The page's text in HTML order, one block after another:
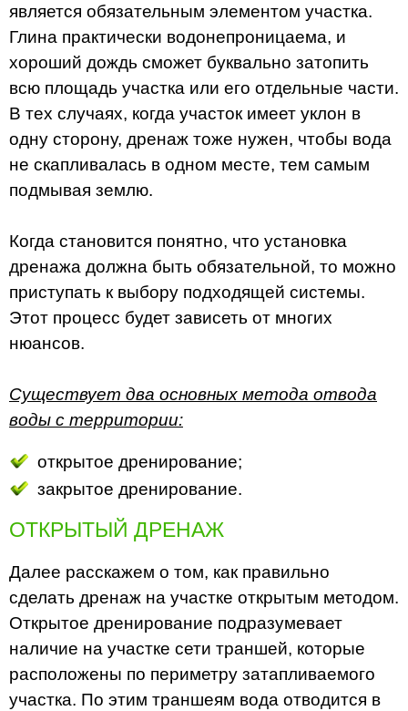
является обязательным элементом участка.
Глина практически водонепроницаема, и
хороший дождь сможет буквально затопить
всю площадь участка или его отдельные части.
В тех случаях, когда участок имеет уклон в
одну сторону, дренаж тоже нужен, чтобы вода
не скапливалась в одном месте, тем самым
подмывая землю.
Когда становится понятно, что установка
дренажа должна быть обязательной, то можно
приступать к выбору подходящей системы.
Этот процесс будет зависеть от многих
нюансов.
Существует два основных метода отвода
воды с территории:
открытое дренирование;
закрытое дренирование.
ОТКРЫТЫЙ ДРЕНАЖ
Далее расскажем о том, как правильно
сделать дренаж на участке открытым методом.
Открытое дренирование подразумевает
наличие на участке сети траншей, которые
расположены по периметру затапливаемого
участка. По этим траншеям вода отводится в